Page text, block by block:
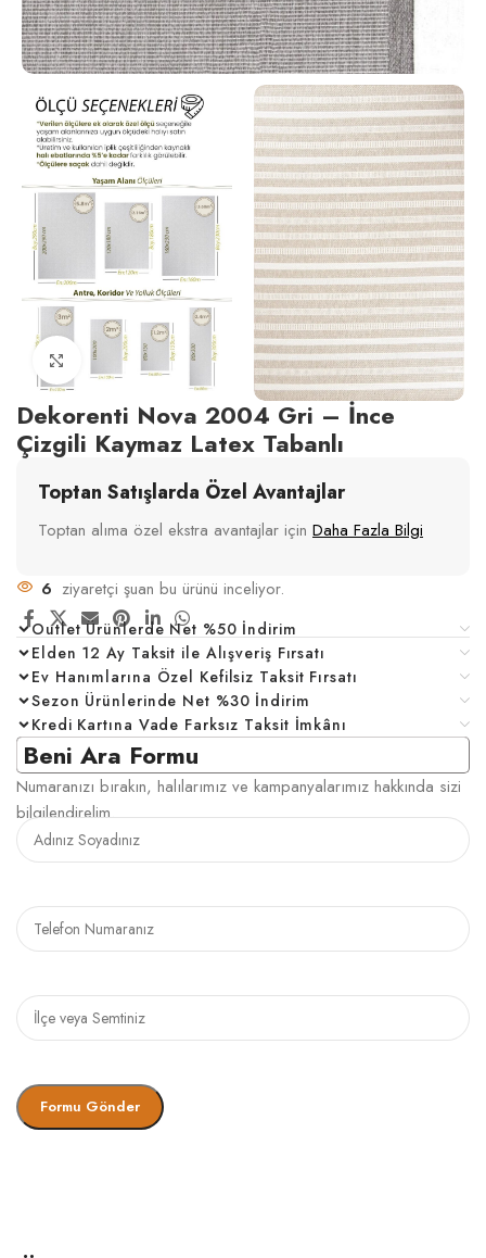
Click to enlarge
Dekorenti Nova 2004 Gri – İnce
Çizgili Kaymaz Latex Tabanlı
Toptan Satışlarda Özel Avantajlar
Toptan alıma özel ekstra avantajlar için Daha Fazla Bilgi
6 ziyaretçi şuan bu ürünü inceliyor.
Outlet Ürünlerde Net %50 İndirim
Elden 12 Ay Taksit ile Alışveriş Fırsatı
Ev Hanımlarına Özel Kefilsiz Taksit Fırsatı
Sezon Ürünlerinde Net %30 İndirim
Kredi Kartına Vade Farksız Taksit İmkânı
Beni Ara Formu
Numaranızı bırakın, halılarımız ve kampanyalarımız hakkında sizi
bilgilendirelim.